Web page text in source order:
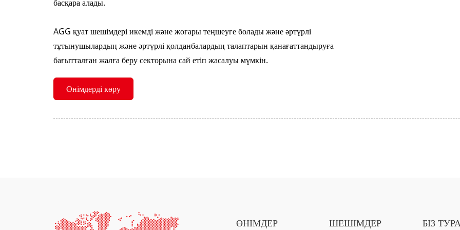
басқара алады.
AGG қуат шешімдері икемді және жоғары теңшеуге болады және әртүрлі
тұтынушылардың және әртүрлі қолданбалардың талаптарын қанағаттандыруға
бағытталған жалға беру секторына сай етіп жасалуы мүмкін.
Өнімдерді көру
ӨНІМДЕР ШЕШІМДЕР БІЗ